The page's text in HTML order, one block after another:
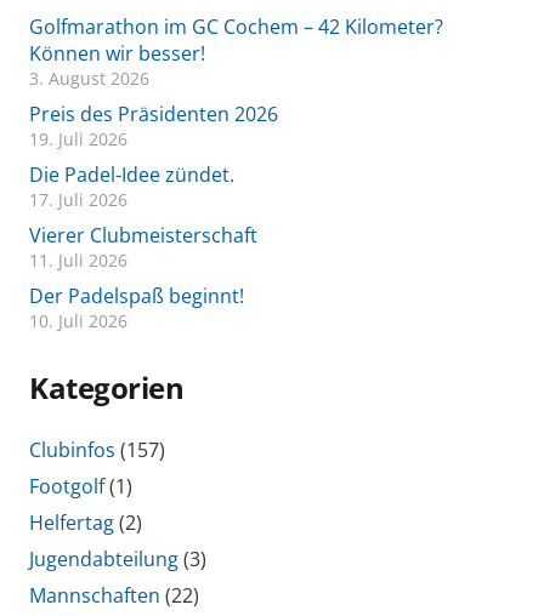
Golfmarathon im GC Cochem – 42 Kilometer?
Können wir besser!
3. August 2026
Preis des Präsidenten 2026
19. Juli 2026
Die Padel-Idee zündet.
17. Juli 2026
Vierer Clubmeisterschaft
11. Juli 2026
Der Padelspaß beginnt!
10. Juli 2026
Kategorien
Clubinfos (157)
Footgolf(1)
Helfertag(2)
Jugendabteilung(3)
Mannschaften (22)